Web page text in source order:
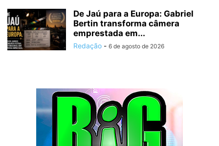
De Jaú para a Europa: Gabriel
Bertin transforma câmera
emprestada em...
Redação - 6 de agosto de 2026